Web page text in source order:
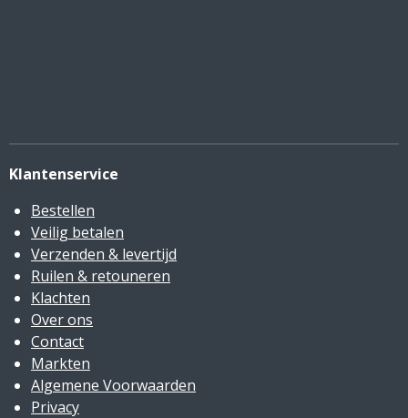
Klantenservice
Bestellen
Veilig betalen
Verzenden & levertijd
Ruilen & retouneren
Klachten
Over ons
Contact
Markten
Algemene Voorwaarden
Privacy